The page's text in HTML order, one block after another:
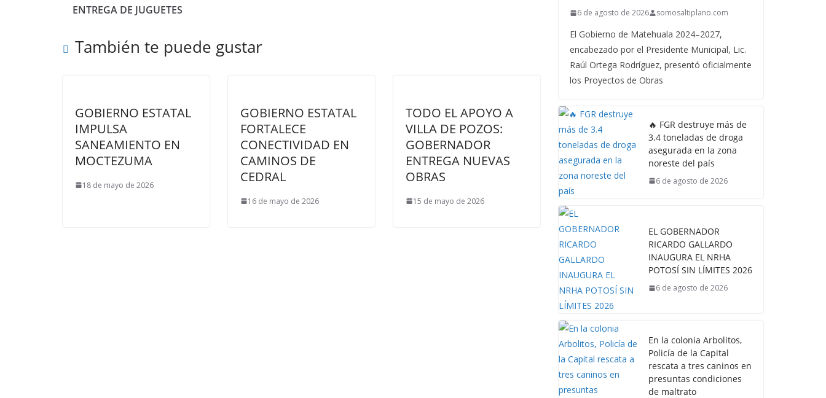
ENTREGA DE JUGUETES
También te puede gustar
GOBIERNO ESTATAL
IMPULSA
SANEAMIENTO EN
MOCTEZUMA
18 de mayo de 2026
GOBIERNO ESTATAL
FORTALECE
CONECTIVIDAD EN
CAMINOS DE
CEDRAL
16 de mayo de 2026
TODO EL APOYO A
VILLA DE POZOS:
GOBERNADOR
ENTREGA NUEVAS
OBRAS
15 de mayo de 2026
6 de agosto de 2026 somosaltiplano.com
El Gobierno de Matehuala 2024–2027,
encabezado por el Presidente Municipal, Lic.
Raúl Ortega Rodríguez, presentó oficialmente
los Proyectos de Obras
🔥 FGR destruye más de
3.4 toneladas de droga
asegurada en la zona
noreste del país
6 de agosto de 2026
EL GOBERNADOR
RICARDO GALLARDO
INAUGURA EL NRHA
POTOSÍ SIN LÍMITES 2026
6 de agosto de 2026
En la colonia Arbolitos,
Policía de la Capital
rescata a tres caninos en
presuntas condiciones
de maltrato